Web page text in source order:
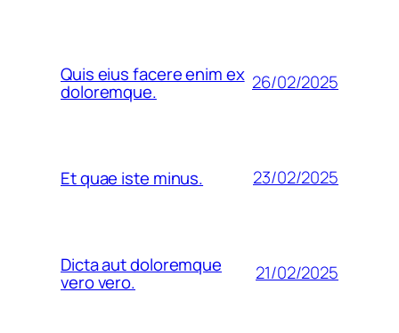
Quis eius facere enim ex
doloremque. 26/02/2025
Et quae iste minus. 23/02/2025
Dicta aut doloremque
vero vero. 21/02/2025